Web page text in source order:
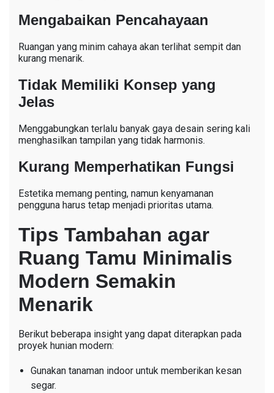
Mengabaikan Pencahayaan
Ruangan yang minim cahaya akan terlihat sempit dan
kurang menarik.
Tidak Memiliki Konsep yang
Jelas
Menggabungkan terlalu banyak gaya desain sering kali
menghasilkan tampilan yang tidak harmonis.
Kurang Memperhatikan Fungsi
Estetika memang penting, namun kenyamanan
pengguna harus tetap menjadi prioritas utama.
Tips Tambahan agar
Ruang Tamu Minimalis
Modern Semakin
Menarik
Berikut beberapa insight yang dapat diterapkan pada
proyek hunian modern:
Gunakan tanaman indoor untuk memberikan kesan
segar.